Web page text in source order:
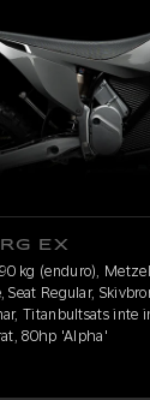
EX
kg (enduro),
Seat Regular,
Titanbultsats inte
80hp 'Alpha'